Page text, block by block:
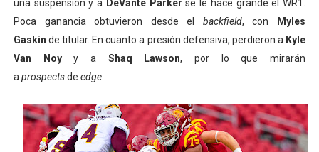
una suspensión y a DeVante Parkerse le hace grande el WR1.
Poca ganancia obtuvieron desde el backfield, con
Myles
Gaskinde titular. En cuanto a presión defensiva, perdieron a Kyle
Van Noyy a Shaq Lawson, por lo que mirarán
a prospectsde edge.